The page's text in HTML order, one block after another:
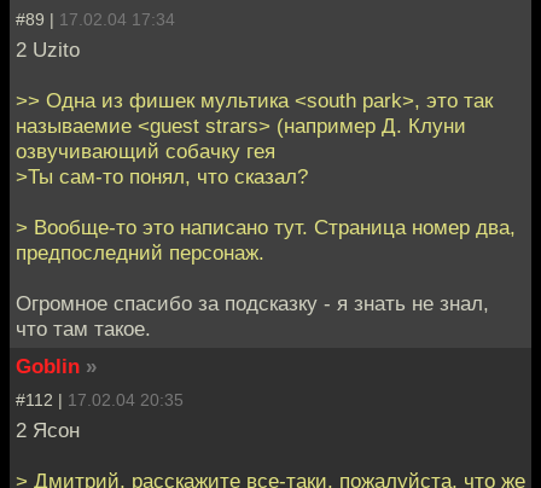
#89 | 17.02.04 17:34
2 Uzito
>> Одна из фишек мультика <south park>, это так
называемие <guest strars> (например Д. Клуни
озвучивающий собачку гея
>Ты сам-то понял, что сказал?
> Вообще-то это написано тут. Страница номер два,
предпоследний персонаж.
Огромное спасибо за подсказку - я знать не знал,
что там такое.
Goblin »
#112 | 17.02.04 20:35
2 Ясон
> Дмитрий, расскажите все-таки, пожалуйста, что же